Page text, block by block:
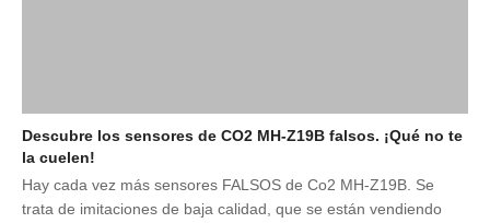
Descubre los sensores de CO2 MH-Z19B falsos. ¡Qué no te
la cuelen!
Hay cada vez más sensores FALSOS de Co2 MH-Z19B. Se
trata de imitaciones de baja calidad, que se están vendiendo